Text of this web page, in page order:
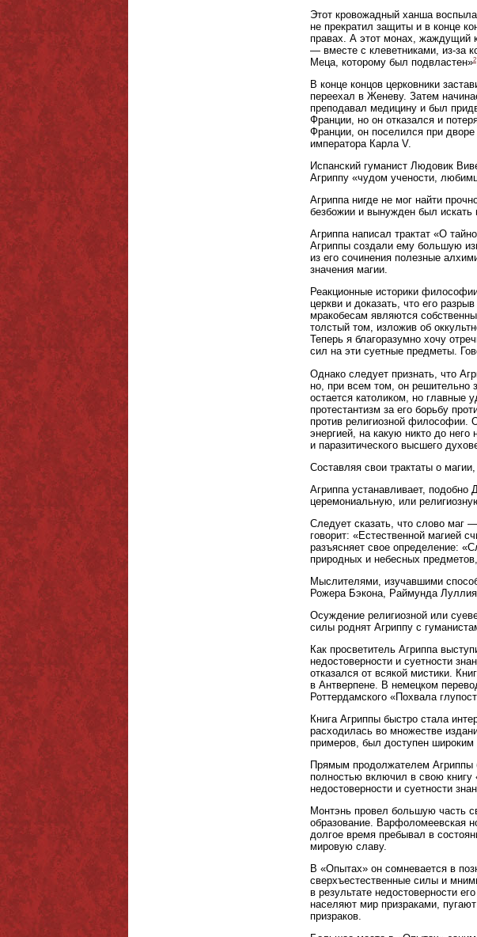
Этот кровожадный ханша
не прекратил защиты и в конце
правах. А этот монах, жаждущий
— вместе с клеветниками, из-за
Меца, которому был подвластен»2
В конце концов церковники
переехал в Женеву. Затем
преподавал медицину и был
Франции, но он отказался и
Франции, он поселился при
императора Карла V.
Испанский гуманист Людовик
Агриппу «чудом учености,
Агриппа нигде не мог найти
безбожии и вынужден был искать
Агриппа написал трактат «О
Агриппы создали ему большую
из его сочинения полезные
значения магии.
Реакционные историки
церкви и доказать, что его
мракобесам являются
толстый том, изложив об
Теперь я благоразумно хочу
сил на эти суетные предметы.
Однако следует признать, что
но, при всем том, он решительно
остается католиком, но главные
протестантизм за его борьбу
против религиозной философии.
энергией, на какую никто до
и паразитического высшего
Составляя свои трактаты о
Агриппа устанавливает,
церемониальную, или
Следует сказать, что слово маг
говорит: «Естественной магией
разъясняет свое определение:
природных и небесных
Мыслителями, изучавшими
Рожера Бэкона, Раймунда
Осуждение религиозной или
силы роднят Агриппу с
Как просветитель Агриппа
недостоверности и суетности
отказался от всякой мистики.
в Антверпене. В немецком
Роттердамского «Похвала
Книга Агриппы быстро стала
расходилась во множестве
примеров, был доступен
Прямым продолжателем Агриппы
полностью включил в свою
недостоверности и суетности
Монтэнь провел большую часть
образование. Варфоломеевская
долгое время пребывал в
мировую славу.
В «Опытах» он сомневается в
сверхъестественные силы и
в результате недостоверности
населяют мир призраками,
призраков.